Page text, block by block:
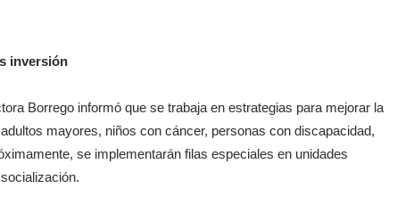
inversión
Borrego informó que se trabaja en estrategias para mejorar la
mayores, niños con cáncer, personas con discapacidad,
se implementarán filas especiales en unidades